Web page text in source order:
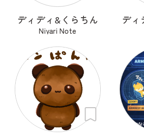
ディディ&くらちん
Niyari Note
ディ